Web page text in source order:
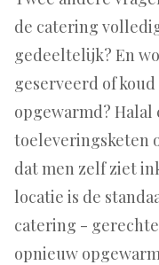
de catering
gedeeltelijk? En
geserveerd of
opgewarmd?
toeleveringsketen
dat men zelf ziet
locatie is de
catering -
opnieuw